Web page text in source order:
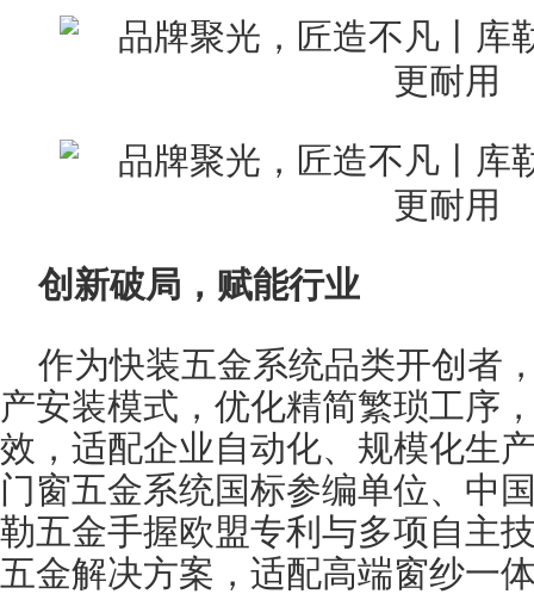
创新破局，赋能行业
作为快装五金系统品类开创者
产安装模式，优化精简繁琐工序
效，适配企业自动化、规模化生
门窗五金系统国标参编单位、中
勒五金手握欧盟专利与多项自主
五金解决方案，适配高端窗纱一